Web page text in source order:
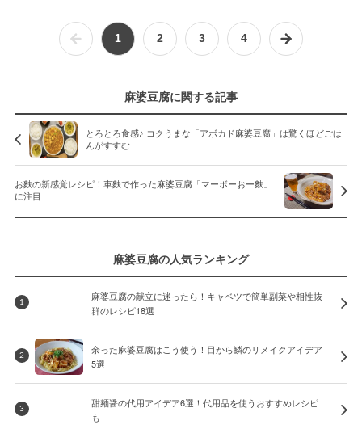
1 2 3 4
麻婆豆腐に関する記事
とろとろ食感♪ コクうまな「アボカド麻婆豆腐」は驚くほどごは
んがすすむ
お麩の新感覚レシピ！車麩で作った麻婆豆腐「マーボーおー麩」
に注目
麻婆豆腐の人気ランキング
1
麻婆豆腐の献立に迷ったら！キャベツで簡単副菜や相性抜
群のレシピ18選
2
余った麻婆豆腐はこう使う！目から鱗のリメイクアイデア
5選
3
甜麺醤の代用アイデア6選！代用品を使うおすすめレシピ
も